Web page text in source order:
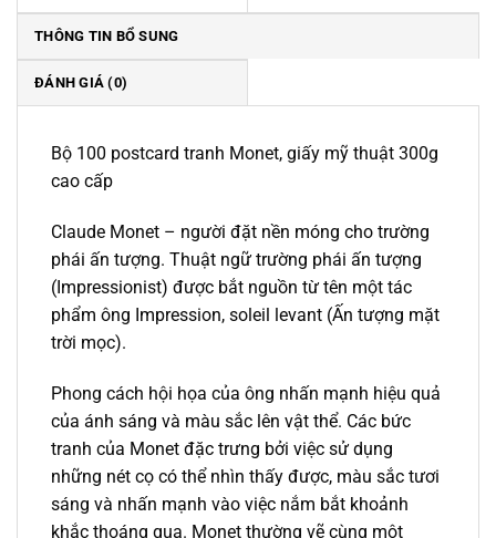
THÔNG TIN BỔ SUNG
ĐÁNH GIÁ (0)
Bộ 100 postcard tranh Monet, giấy mỹ thuật 300g
cao cấp
Claude Monet – người đặt nền móng cho trường
phái ấn tượng. Thuật ngữ trường phái ấn tượng
(Impressionist) được bắt nguồn từ tên một tác
phẩm ông Impression, soleil levant (Ấn tượng mặt
trời mọc).
Phong cách hội họa của ông nhấn mạnh hiệu quả
của ánh sáng và màu sắc lên vật thể. Các bức
tranh của Monet đặc trưng bởi việc sử dụng
những nét cọ có thể nhìn thấy được, màu sắc tươi
sáng và nhấn mạnh vào việc nắm bắt khoảnh
khắc thoáng qua. Monet thường vẽ cùng một